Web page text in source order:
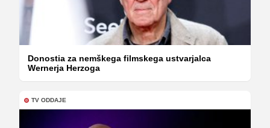
Donostia za nemškega filmskega ustvarjalca
Wernerja Herzoga
TV ODDAJE